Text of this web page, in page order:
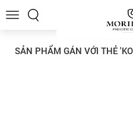
Toggle
SẢN PHẨM GÁN VỚI THẺ